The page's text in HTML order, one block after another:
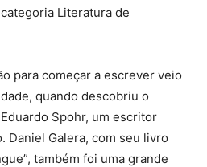
Literatura de
para começar a escrever veio
quando descobriu o
Spohr, um escritor
Daniel Galera, com seu livro
também foi uma grande